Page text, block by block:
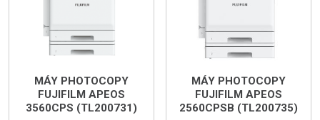
MÁY PHOTOCOPY
FUJIFILM APEOS
3560CPS (TL200731)
MÁY PHOTOCOPY
FUJIFILM APEOS
2560CPSB (TL200735)